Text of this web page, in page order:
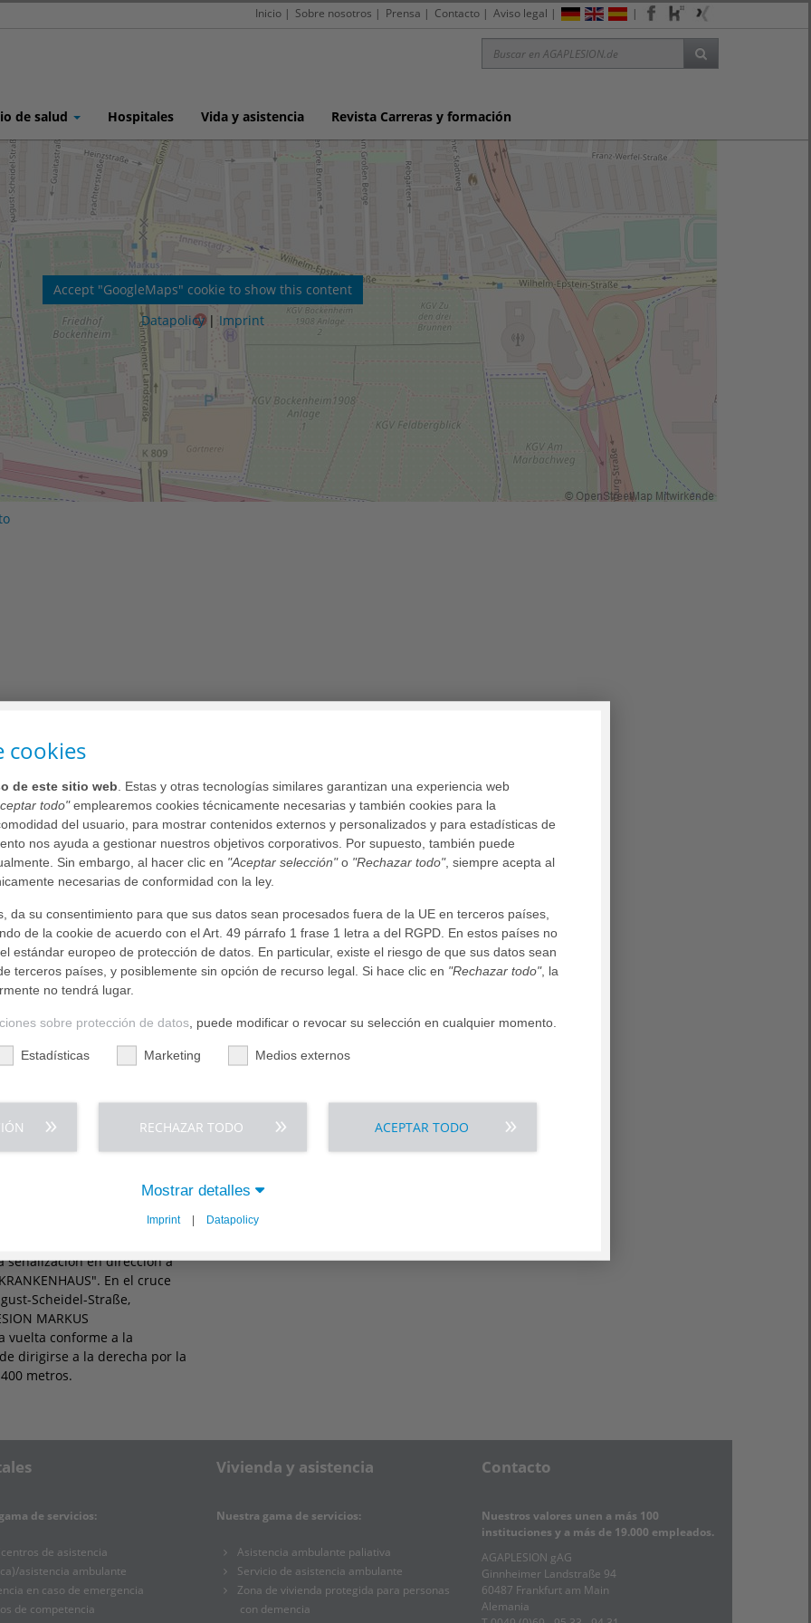
|
Inicio | Sobre nosotros | Prensa | Contacto | Aviso legal |
de salud Hospitales Vida y asistencia Revista Carreras y formación
Accept "GoogleMaps" cookie to show this content
Datapolicy| Imprint
cruce la calle por la salida
Ginnheim hasta la
es de 16 minutos.
KRANKENHAUS”.
Heddernheim”.
Marie-Curie-Straße y
/ AGAPLESION
Wilhelm-Epstein-
las señales “Parkplatz
unos 700 metros, dé la vuelta
Puede dirigirse a la
unos 400 metros.
cruce Nord-West-Kreuz. En
señalización en dirección a
En el cruce
Scheidel-Straße,
MARKUS
vuelta conforme a la
dirigirse a la derecha por la
metros.
de servicios:
de asistencia
asistencia ambulante
en caso de emergencia
de competencia
Vivienda y asistencia
Nuestra gama de servicios:
Asistencia ambulante paliativa
Servicio de asistencia ambulante
Zona de vivienda protegida para personas
con demencia
Contacto
Nuestros valores unen a más 100
instituciones y a más de 19.000 empleados.
AGAPLESION gAG
Ginnheimer Landstraße 94
60487 Frankfurt am Main
Alemania
cookies
de este sitio web . Estas y otras tecnologías similares garantizan una experiencia web
todo"emplearemos cookies técnicamente necesarias y también cookies para la
del usuario, para mostrar contenidos externos y personalizados y para estadísticas de
nos ayuda a gestionar nuestros objetivos corporativos. Por supuesto, también puede
Sin embargo, al hacer clic en "Aceptar selección"o "Rechazar todo", siempre acepta al
necesarias de conformidad con la ley.
da su consentimiento para que sus datos sean procesados fuera de la UE en terceros países,
de la cookie de acuerdo con el Art. 49 párrafo 1 frase 1 letra a del RGPD. En estos países no
estándar europeo de protección de datos. En particular, existe el riesgo de que sus datos sean
terceros países, y posiblemente sin opción de recurso legal. Si hace clic en "Rechazar todo", la
no tendrá lugar.
sobre protección de datos , puede modificar o revocar su selección en cualquier momento.
Estadísticas Marketing Medios externos
RECHAZAR TODO ACEPTAR TODO
Mostrar detalles
Imprint | Datapolicy